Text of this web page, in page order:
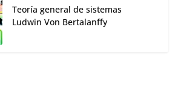
Teoría general de sistemas
Ludwin Von Bertalanffy